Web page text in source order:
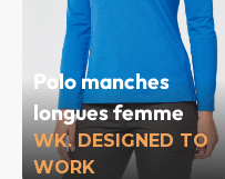
Polo manches
longues femme
WK. DESIGNED TO
WORK